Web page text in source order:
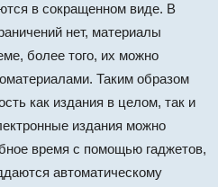
в сокращенном виде. В
нет, материалы
более того, их можно
Таким образом
как издания в целом, так и
издания можно
время с помощью гаджетов,
автоматическому